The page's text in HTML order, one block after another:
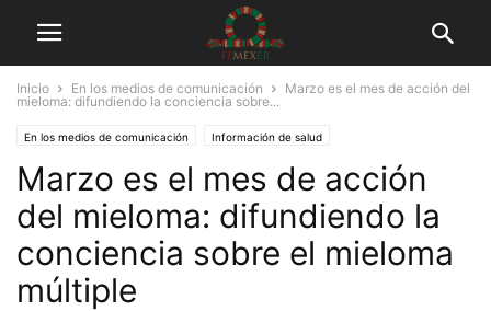
Inicio En los medios de comunicación
Marzo es el mes de acción del
mieloma: difundiendo la conciencia sobre...
En los medios de comunicación Información de salud
Marzo es el mes de acción
del mieloma: difundiendo la
conciencia sobre el mieloma
múltiple